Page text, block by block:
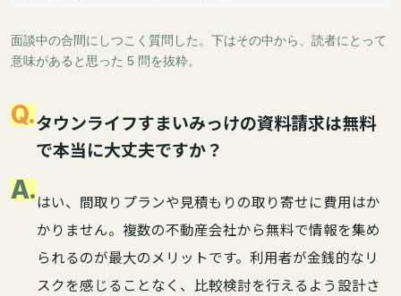
面談中の合間にしつこく質問した。下はその中から、読者にとって
意味があると思った 5 問を抜粋。
Q.タウンライフすまいみっけの資料請求は無料
で本当に大丈夫ですか？
A.はい、間取りプランや見積もりの取り寄せに費用はか
かりません。複数の不動産会社から無料で情報を集め
られるのが最大のメリットです。利用者が金銭的なリ
スクを感じることなく、比較検討を行えるよう設計さ